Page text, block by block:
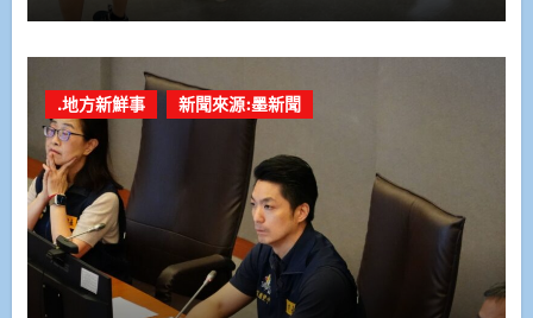
.地方新鮮事 新聞來源:墨新聞